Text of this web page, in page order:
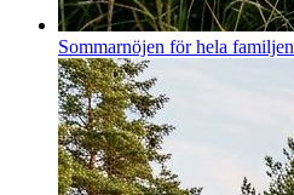
Sommarnöjen för hela familjen